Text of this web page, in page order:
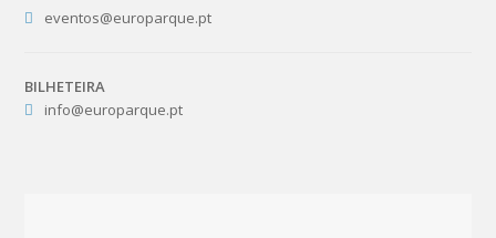
eventos@europarque.pt
BILHETEIRA
info@europarque.pt